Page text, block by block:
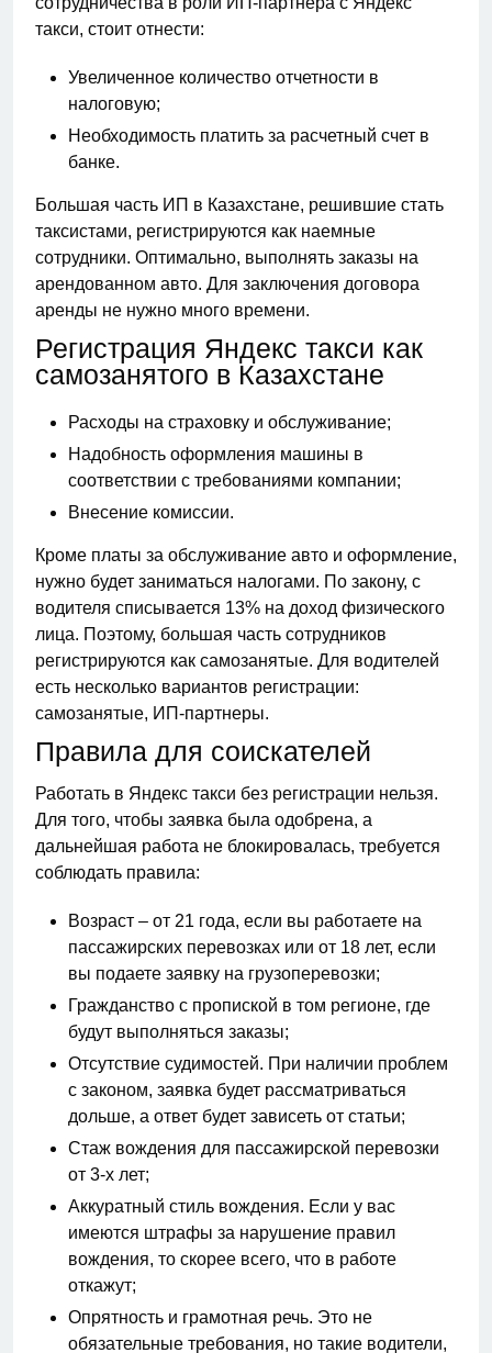
такси, стоит отнести:
Увеличенное количество отчетности в
налоговую;
Необходимость платить за расчетный счет в
банке.
Большая часть ИП в Казахстане, решившие стать
таксистами, регистрируются как наемные
сотрудники. Оптимально, выполнять заказы на
арендованном авто. Для заключения договора
аренды не нужно много времени.
Регистрация Яндекс такси как
самозанятого в Казахстане
Расходы на страховку и обслуживание;
Надобность оформления машины в
соответствии с требованиями компании;
Внесение комиссии.
Кроме платы за обслуживание авто и оформление,
нужно будет заниматься налогами. По закону, с
водителя списывается 13% на доход физического
лица. Поэтому, большая часть сотрудников
регистрируются как самозанятые. Для водителей
есть несколько вариантов регистрации:
самозанятые, ИП-партнеры.
Правила для соискателей
Работать в Яндекс такси без регистрации нельзя.
Для того, чтобы заявка была одобрена, а
дальнейшая работа не блокировалась, требуется
соблюдать правила:
Возраст – от 21 года, если вы работаете на
пассажирских перевозках или от 18 лет, если
вы подаете заявку на грузоперевозки;
Гражданство с пропиской в том регионе, где
будут выполняться заказы;
Отсутствие судимостей. При наличии проблем
с законом, заявка будет рассматриваться
дольше, а ответ будет зависеть от статьи;
Стаж вождения для пассажирской перевозки
от 3-х лет;
Аккуратный стиль вождения. Если у вас
имеются штрафы за нарушение правил
вождения, то скорее всего, что в работе
откажут;
Опрятность и грамотная речь. Это не
обязательные требования, но такие водители,